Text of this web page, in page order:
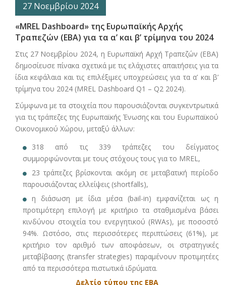
27 Νοεμβρίου 2024
«MREL Dashboard» της Ευρωπαϊκής Αρχής
Τραπεζών (ΕΒΑ) για τα α’ και β’ τρίμηνα του 2024
Στις 27 Νοεμβρίου 2024, η Ευρωπαϊκή Αρχή Τραπεζών (ΕΒΑ)
δημοσίευσε πίνακα σχετικά με τις ελάχιστες απαιτήσεις για τα
ίδια κεφάλαια και τις επιλέξιμες υποχρεώσεις για τα α’ και β’
τρίμηνα του 2024 (MREL Dashboard Q1 – Q2 2024).
Σύμφωνα με τα στοιχεία που παρουσιάζονται συγκεντρωτικά
για τις τράπεζες της Ευρωπαϊκής Ένωσης και του Ευρωπαϊκού
Οικονομικού Χώρου, μεταξύ άλλων:
318 από τις 339 τράπεζες του δείγματος
συμμορφώνονται με τους στόχους τους για το MREL,
23 τράπεζες βρίσκονται ακόμη σε μεταβατική περίοδο
παρουσιάζοντας ελλείψεις (shortfalls),
η διάσωση με ίδια μέσα (bail-in) εμφανίζεται ως η
προτιμότερη επιλογή με κριτήριο τα σταθμισμένα βάσει
κινδύνου στοιχεία του ενεργητικού (RWAs), με ποσοστό
94%. Ωστόσο, στις περισσότερες περιπτώσεις (61%), με
κριτήριο τον αριθμό των αποφάσεων, οι στρατηγικές
μεταβίβασης (transfer strategies) παραμένουν προτιμητέες
από τα περισσότερα πιστωτικά ιδρύματα.
Δελτίο τύπου της ΕΒΑ